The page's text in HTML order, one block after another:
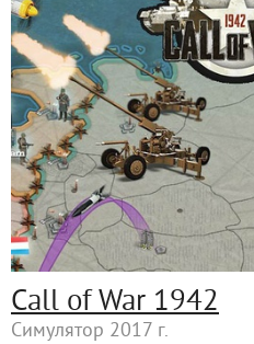
Call of War 1942
Симулятор 2017 г.